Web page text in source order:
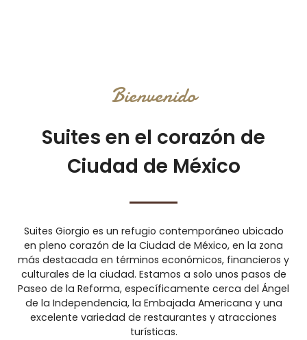
Bienvenido
Suites en el corazón de
Ciudad de México
Suites Giorgio es un refugio contemporáneo ubicado
en pleno corazón de la Ciudad de México, en la zona
más destacada en términos económicos, financieros y
culturales de la ciudad. Estamos a solo unos pasos de
Paseo de la Reforma, específicamente cerca del Ángel
de la Independencia, la Embajada Americana y una
excelente variedad de restaurantes y atracciones
turísticas.